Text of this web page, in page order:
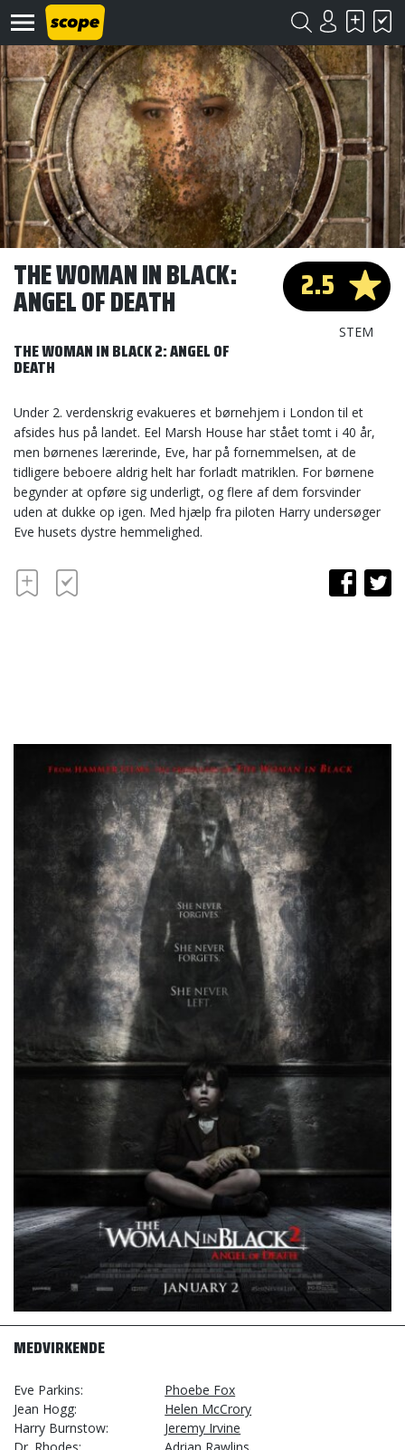
Om
Scope
©
Scope
2.5
STEM
THE WOMAN IN BLACK:
ANGEL OF DEATH
THE WOMAN IN BLACK 2: ANGEL OF
DEATH
Under 2. verdenskrig evakueres et børnehjem i London til et
afsides hus på landet. Eel Marsh House har stået tomt i 40 år,
men børnenes lærerinde, Eve, har på fornemmelsen, at de
tidligere beboere aldrig helt har forladt matriklen. For børnene
begynder at opføre sig underligt, og flere af dem forsvinder
uden at dukke op igen. Med hjælp fra piloten Harry undersøger
Eve husets dystre hemmelighed.
MEDVIRKENDE
Eve Parkins
Phoebe Fox
Jean Hogg
Helen McCrory
Harry Burnstow
Jeremy Irvine